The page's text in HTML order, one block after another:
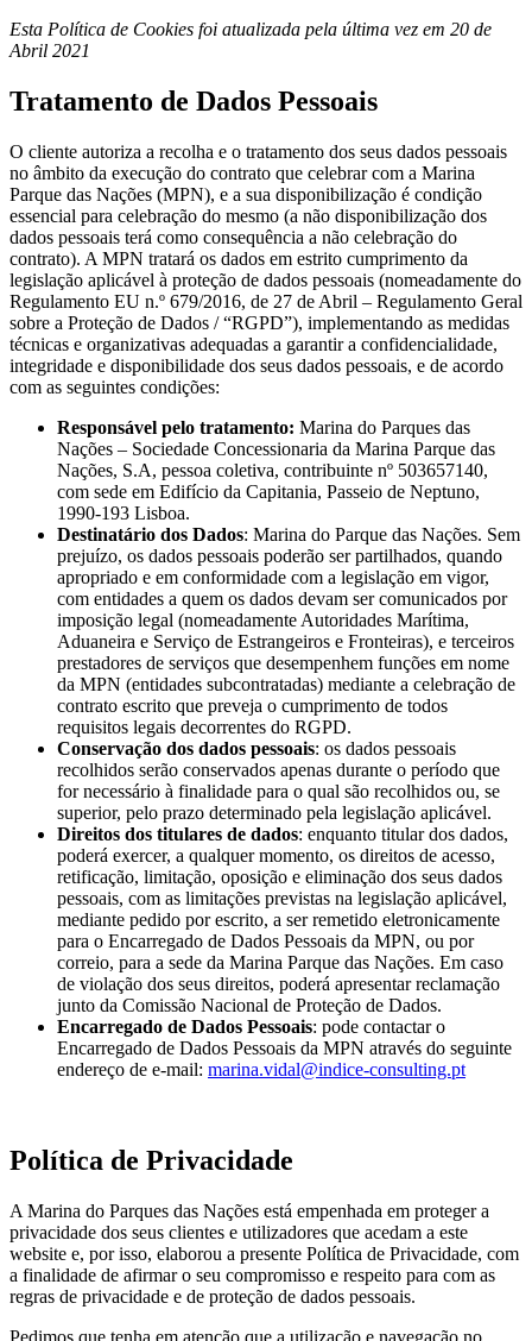
Esta Política de Cookies foi atualizada pela última vez em 20 de
Abril 2021
Tratamento de Dados Pessoais
O cliente autoriza a recolha e o tratamento dos seus dados pessoais
no âmbito da execução do contrato que celebrar com a Marina
Parque das Nações (MPN), e a sua disponibilização é condição
essencial para celebração do mesmo (a não disponibilização dos
dados pessoais terá como consequência a não celebração do
contrato). A MPN tratará os dados em estrito cumprimento da
legislação aplicável à proteção de dados pessoais (nomeadamente do
Regulamento EU n.º 679/2016, de 27 de Abril – Regulamento Geral
sobre a Proteção de Dados / “RGPD”), implementando as medidas
técnicas e organizativas adequadas a garantir a confidencialidade,
integridade e disponibilidade dos seus dados pessoais, e de acordo
com as seguintes condições:
Responsável pelo tratamento: Marina do Parques das
Nações – Sociedade Concessionaria da Marina Parque das
Nações, S.A, pessoa coletiva, contribuinte nº 503657140,
com sede em Edifício da Capitania, Passeio de Neptuno,
1990-193 Lisboa.
Destinatário dos Dados: Marina do Parque das Nações. Sem
prejuízo, os dados pessoais poderão ser partilhados, quando
apropriado e em conformidade com a legislação em vigor,
com entidades a quem os dados devam ser comunicados por
imposição legal (nomeadamente Autoridades Marítima,
Aduaneira e Serviço de Estrangeiros e Fronteiras), e terceiros
prestadores de serviços que desempenhem funções em nome
da MPN (entidades subcontratadas) mediante a celebração de
contrato escrito que preveja o cumprimento de todos
requisitos legais decorrentes do RGPD.
Conservação dos dados pessoais: os dados pessoais
recolhidos serão conservados apenas durante o período que
for necessário à finalidade para o qual são recolhidos ou, se
superior, pelo prazo determinado pela legislação aplicável.
Direitos dos titulares de dados: enquanto titular dos dados,
poderá exercer, a qualquer momento, os direitos de acesso,
retificação, limitação, oposição e eliminação dos seus dados
pessoais, com as limitações previstas na legislação aplicável,
mediante pedido por escrito, a ser remetido eletronicamente
para o Encarregado de Dados Pessoais da MPN, ou por
correio, para a sede da Marina Parque das Nações. Em caso
de violação dos seus direitos, poderá apresentar reclamação
junto da Comissão Nacional de Proteção de Dados.
Encarregado de Dados Pessoais: pode contactar o
Encarregado de Dados Pessoais da MPN através do seguinte
endereço de e-mail: marina.vidal@indice-consulting.pt
Política de Privacidade
A Marina do Parques das Nações está empenhada em proteger a
privacidade dos seus clientes e utilizadores que acedam a este
website e, por isso, elaborou a presente Política de Privacidade, com
a finalidade de afirmar o seu compromisso e respeito para com as
regras de privacidade e de proteção de dados pessoais.
Pedimos que tenha em atenção que a utilização e navegação no